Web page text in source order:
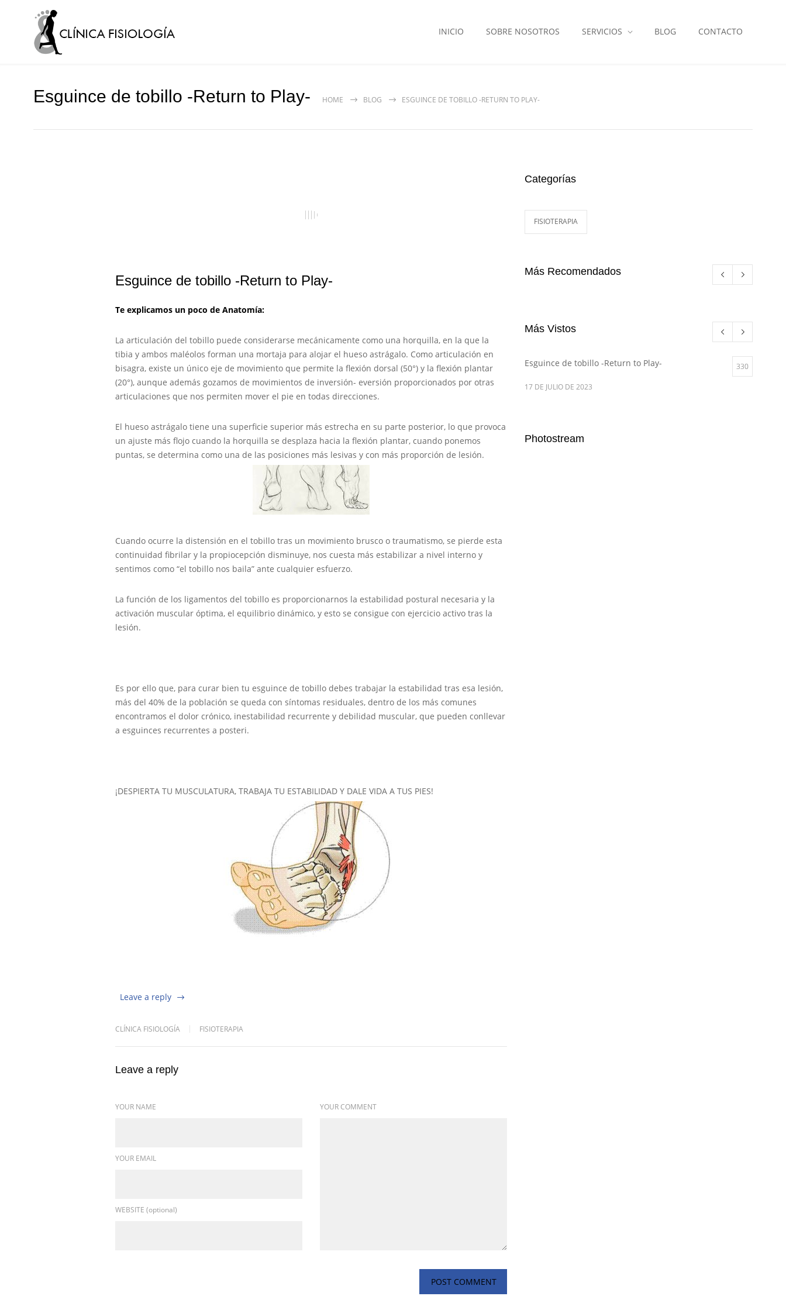
INICIO SOBRE NOSOTROS SERVICIOS BLOG CONTACTO
Esguince de tobillo -Return to Play- HOME BLOG ESGUINCE DE TOBILLO -RETURN TO PLAY-
Esguince de tobillo -Return to Play-
Te explicamos un poco de Anatomía:
La articulación del tobillo puede considerarse mecánicamente como una horquilla, en la que la
tibia y ambos maléolos forman una mortaja para alojar el hueso astrágalo. Como articulación en
bisagra, existe un único eje de movimiento que permite la flexión dorsal (50°) y la flexión plantar
(20°), aunque además gozamos de movimientos de inversión- eversión proporcionados por otras
articulaciones que nos permiten mover el pie en todas direcciones.
El hueso astrágalo tiene una superficie superior más estrecha en su parte posterior, lo que provoca
un ajuste más flojo cuando la horquilla se desplaza hacia la flexión plantar, cuando ponemos
puntas, se determina como una de las posiciones más lesivas y con más proporción de lesión.
Cuando ocurre la distensión en el tobillo tras un movimiento brusco o traumatismo, se pierde esta
continuidad fibrilar y la propiocepción disminuye, nos cuesta más estabilizar a nivel interno y
sentimos como “el tobillo nos baila” ante cualquier esfuerzo.
La función de los ligamentos del tobillo es proporcionarnos la estabilidad postural necesaria y la
activación muscular óptima, el equilibrio dinámico, y esto se consigue con ejercicio activo tras la
lesión.
Es por ello que, para curar bien tu esguince de tobillo debes trabajar la estabilidad tras esa lesión,
más del 40% de la población se queda con síntomas residuales, dentro de los más comunes
encontramos el dolor crónico, inestabilidad recurrente y debilidad muscular, que pueden conllevar
a esguinces recurrentes a posteri.
¡DESPIERTA TU MUSCULATURA, TRABAJA TU ESTABILIDAD Y DALE VIDA A TUS PIES!
Leave a reply
CLÍNICA FISIOLOGÍA FISIOTERAPIA
Leave a reply
YOUR NAME
YOUR EMAIL
WEBSITE (optional)
YOUR COMMENT
Categorías
FISIOTERAPIA
Más Recomendados
Más Vistos
Esguince de tobillo -Return to Play- 330
17 DE JULIO DE 2023
Photostream